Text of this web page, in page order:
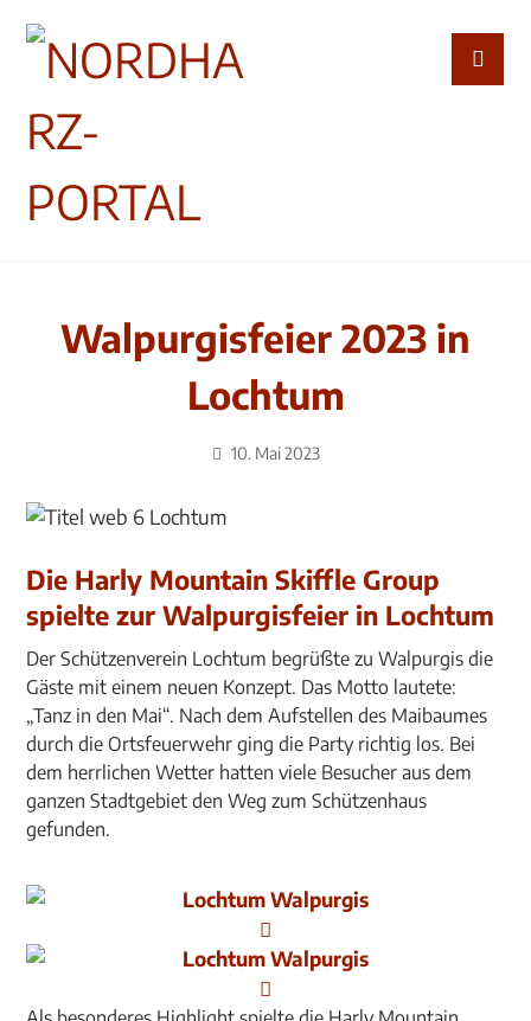
Walpurgisfeier 2023 in
Lochtum
10. Mai 2023
Die Harly Mountain Skiffle Group
spielte zur Walpurgisfeier in Lochtum
Der Schützenverein Lochtum begrüßte zu Walpurgis die
Gäste mit einem neuen Konzept. Das Motto lautete:
„Tanz in den Mai“. Nach dem Aufstellen des Maibaumes
durch die Ortsfeuerwehr ging die Party richtig los. Bei
dem herrlichen Wetter hatten viele Besucher aus dem
ganzen Stadtgebiet den Weg zum Schützenhaus
gefunden.